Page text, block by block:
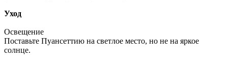
Уход
Освещение
Поставьте Пуансеттию на светлое место, но не на яркое
солнце.